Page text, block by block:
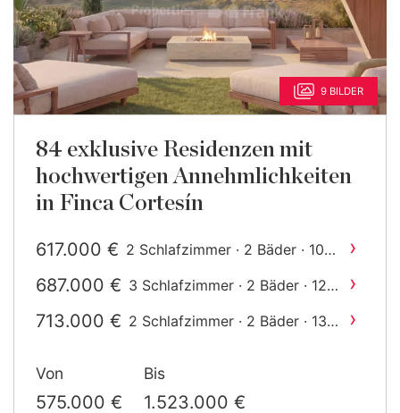
9 BILDER
84 exklusive Residenzen mit
hochwertigen Annehmlichkeiten
in Finca Cortesín
617.000 € 2 Schlafzimmer · 2 Bäder · 108
›
687.000 € 3 Schlafzimmer · 2 Bäder · 122
›
713.000 € 2 Schlafzimmer · 2 Bäder · 139
›
2gebaut
1.011.000 €
2 Schlafzimmer · 2 Bäder ·
2
Von
575.000 €
Bis
1.523.000 €